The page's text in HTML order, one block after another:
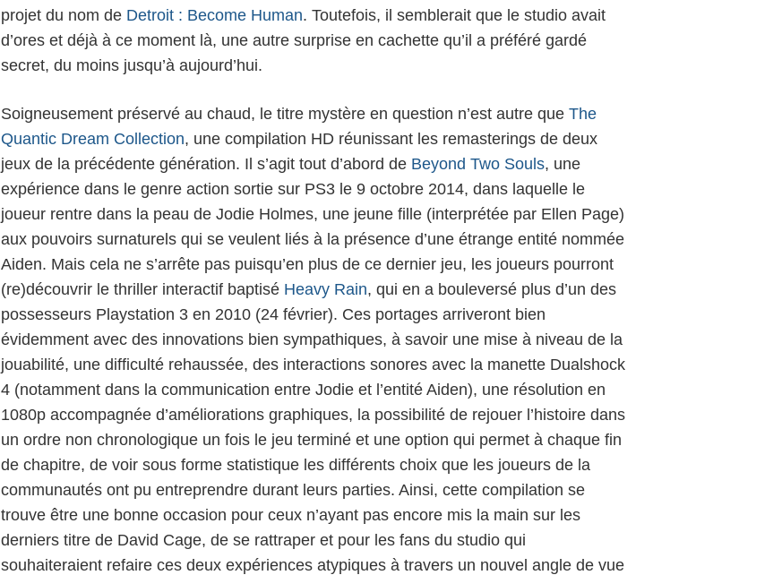
projet du nom de Detroit : Become Human. Toutefois, il semblerait que le studio avait
d’ores et déjà à ce moment là, une autre surprise en cachette qu’il a préféré gardé
secret, du moins jusqu’à aujourd’hui.
Soigneusement préservé au chaud, le titre mystère en question n’est autre que The
Quantic Dream Collection, une compilation HD réunissant les remasterings de deux
jeux de la précédente génération. Il s’agit tout d’abord de Beyond Two Souls, une
expérience dans le genre action sortie sur PS3 le 9 octobre 2014, dans laquelle le
joueur rentre dans la peau de Jodie Holmes, une jeune fille (interprétée par Ellen Page)
aux pouvoirs surnaturels qui se veulent liés à la présence d’une étrange entité nommée
Aiden. Mais cela ne s’arrête pas puisqu’en plus de ce dernier jeu, les joueurs pourront
(re)découvrir le thriller interactif baptisé Heavy Rain, qui en a bouleversé plus d’un des
possesseurs Playstation 3 en 2010 (24 février). Ces portages arriveront bien
évidemment avec des innovations bien sympathiques, à savoir une mise à niveau de la
jouabilité, une difficulté rehaussée, des interactions sonores avec la manette Dualshock
4 (notamment dans la communication entre Jodie et l’entité Aiden), une résolution en
1080p accompagnée d’améliorations graphiques, la possibilité de rejouer l’histoire dans
un ordre non chronologique un fois le jeu terminé et une option qui permet à chaque fin
de chapitre, de voir sous forme statistique les différents choix que les joueurs de la
communautés ont pu entreprendre durant leurs parties. Ainsi, cette compilation se
trouve être une bonne occasion pour ceux n’ayant pas encore mis la main sur les
derniers titre de David Cage, de se rattraper et pour les fans du studio qui
souhaiteraient refaire ces deux expériences atypiques à travers un nouvel angle de vue